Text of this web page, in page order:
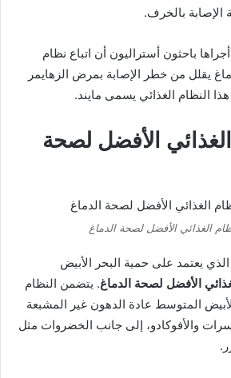
الإصابة بالخرف.
باحثون أستراليون أن اتباع نظام
يقلل من خطر الإصابة بمرض الزهايمر
النظام الغذائي يسمى مايند.
الأفضل لصحة
الغذائي الأفضل لصحة الدماغ
الذي يعتمد على حمية البحر الأبيض
الأفضل لصحة الدماغ. يتضمن النظام
المتوسط ​​عادة الدهون غير المشبعة
والأفوكادو، إلى جانب الخضروات مثل